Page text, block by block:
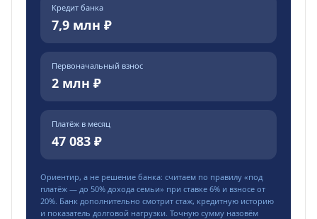
Кредит банка
7,9 млн ₽
Первоначальный взнос
2 млн ₽
Платёж в месяц
47 083 ₽
Ориентир, а не решение банка: считаем по правилу «под
платёж — до 50% дохода семьи» при ставке 6% и взносе от
20%. Банк дополнительно смотрит стаж, кредитную историю
и показатель долговой нагрузки. Точную сумму назовём